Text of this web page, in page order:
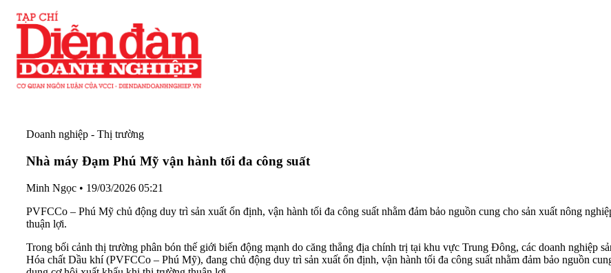
Doanh nghiệp - Thị trường
Nhà máy Đạm Phú Mỹ vận hành tối đa công suất
Minh Ngọc • 19/03/2026 05:21
PVFCCo – Phú Mỹ chủ động duy trì sản xuất ổn định, vận hành tối đa công suất nhằm đảm bảo nguồn cung cho sản xuất nông
thuận lợi.
Trong bối cảnh thị trường phân bón thế giới biến động mạnh do căng thẳng địa chính trị tại khu vực Trung Đông, các doanh nghiệp
Hóa chất Dầu khí (PVFCCo – Phú Mỹ), đang chủ động duy trì sản xuất ổn định, vận hành tối đa công suất nhằm đảm bảo nguồn